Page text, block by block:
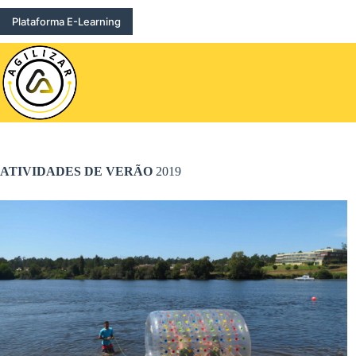
Pular
para
o
conteúdo
Plataforma E-Learning
ATIVIDADES DE VERÃO 2019